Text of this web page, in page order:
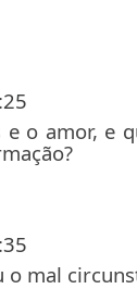
o amor, e
mal